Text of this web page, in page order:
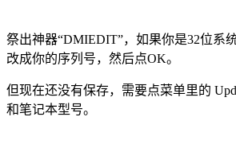
祭出神器“DMIEDIT”，如果你是32位系
改成你的序列号，然后点OK。
但现在还没有保存，需要点菜单里的
和笔记本型号。